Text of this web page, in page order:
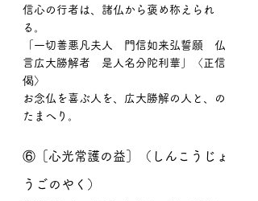
信心の行者は、諸仏から褒め称えられ
る。
「一切善悪凡夫人　門信如来弘誓願　仏
言広大勝解者　是人名分陀利華」〈正信
偈〉
お念仏を喜ぶ人を、広大勝解の人と、の
たまへり。
⑥［心光常護の益］（しんこうじょ
うごのやく）